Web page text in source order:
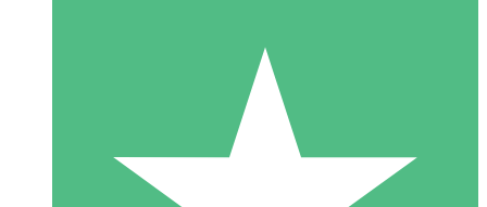
Individuele Creditpakketten
Betaal per gebruik met downloadtegoeden. Geen maandelijkse